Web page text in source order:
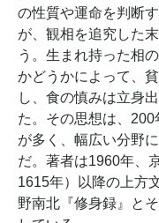
の性質や運命を判断
が、観相を追究した
う。生まれ持った相
かどうかによって、
し、食の慎みは立身
た。その思想は、
が多く、幅広い分野
だ。著者は1960年、
1615年）以降の上方
野南北『修身録』と